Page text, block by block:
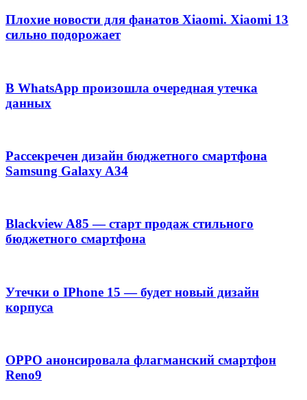
Плохие новости для фанатов Xiaomi. Xiaomi 13
сильно подорожает
В WhatsApp произошла очередная утечка
данных
Рассекречен дизайн бюджетного смартфона
Samsung Galaxy A34
Blackview A85 — старт продаж стильного
бюджетного смартфона
Утечки о IPhone 15 — будет новый дизайн
корпуса
OPPO анонсировала флагманский смартфон
Reno9